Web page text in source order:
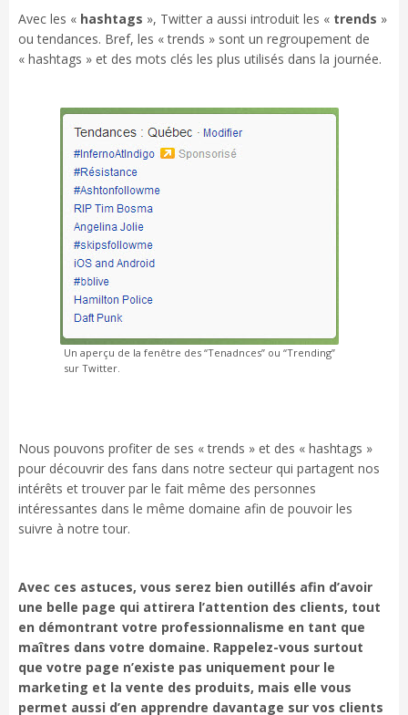
Avec les « hashtags », Twitter a aussi introduit les « trends »
ou tendances. Bref, les « trends » sont un regroupement de
« hashtags » et des mots clés les plus utilisés dans la journée.
Un aperçu de la fenêtre des “Tenadnces” ou “Trending”
sur Twitter.
Nous pouvons profiter de ses « trends » et des « hashtags »
pour découvrir des fans dans notre secteur qui partagent nos
intérêts et trouver par le fait même des personnes
intéressantes dans le même domaine afin de pouvoir les
suivre à notre tour.
Avec ces astuces, vous serez bien outillés afin d’avoir
une belle page qui attirera l’attention des clients, tout
en démontrant votre professionnalisme en tant que
maîtres dans votre domaine. Rappelez-vous surtout
que votre page n’existe pas uniquement pour le
marketing et la vente des produits, mais elle vous
permet aussi d’en apprendre davantage sur vos clients